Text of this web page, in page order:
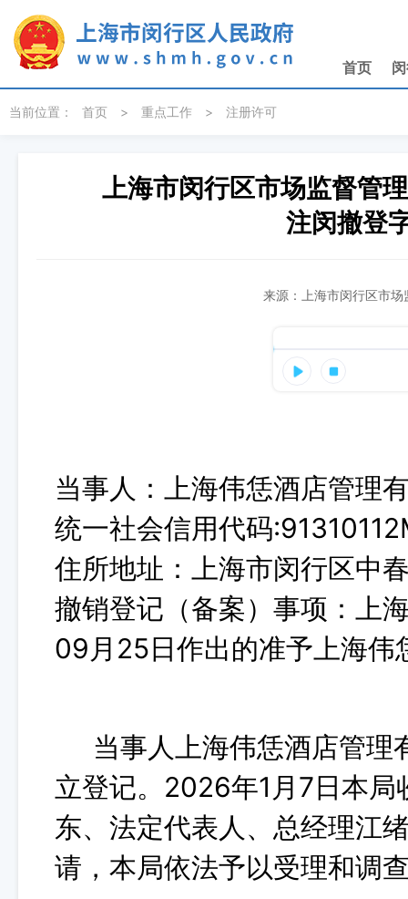
首页
当前位置： 首页 > 重点工作 > 注册许可
上海市闵行区市场监督管
注闵撤登
来源：上海市闵行区市
当事人：上海伟恁酒店管理
统一社会信用代码
住所地址：上海市闵行区中
撤销登记（备案）事项：上
09月25日作出的准予上海伟
当事人上海伟恁酒店管
立登记。2026年1月7日本
东、法定代表人、总经理江
请，本局依法予以受理和调